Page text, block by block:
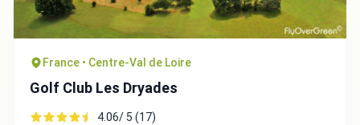
France • Centre-Val de Loire
Golf Club Les Dryades
4.06/ 5 (17)